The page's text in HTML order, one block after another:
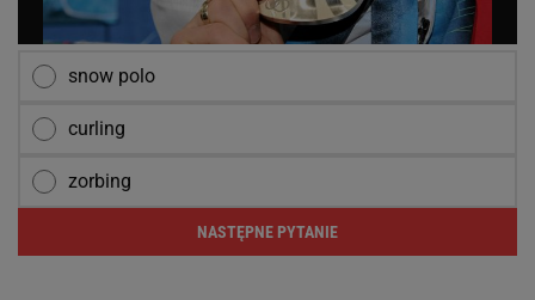
snow polo
curling
zorbing
NASTĘPNE PYTANIE